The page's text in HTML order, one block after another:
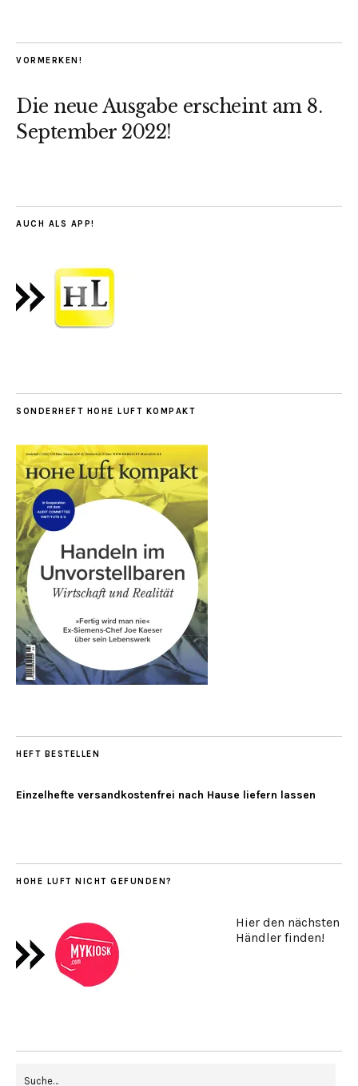
VORMERKEN!
Die neue Ausgabe erscheint am 8.
September 2022!
AUCH ALS APP!
SONDERHEFT HOHE LUFT KOMPAKT
HEFT BESTELLEN
Einzelhefte versandkostenfrei nach Hause liefern lassen
HOHE LUFT NICHT GEFUNDEN?
Hier den nächsten
Händler finden!